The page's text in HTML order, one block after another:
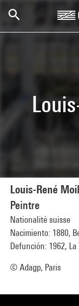
Louis-René
Peintre
Nationalité suisse
Nacimiento: 1880,
Defunción: 1962, La
© Adagp, Paris